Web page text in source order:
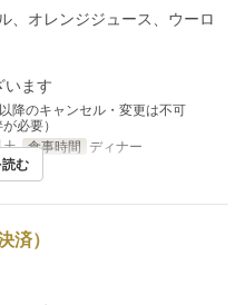
、オレンジジュース、ウーロ
います
降のキャンセル・変更は不可
必要）
土 食事時間 ディナー
む
済）